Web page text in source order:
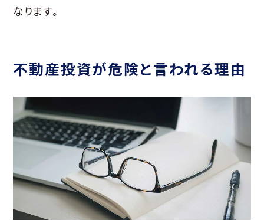
なります。
不動産投資が危険と言われる理由